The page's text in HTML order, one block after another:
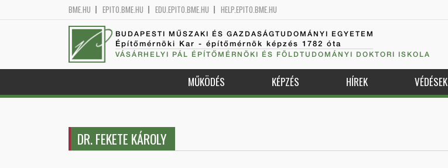
BME.HU EPITO.BME.HU EDU.EPITO.BME.HU HELP.EPITO.BME.HU
BUDAPESTI MŰSZAKI ÉS GAZDASÁGTUDOMÁNYI EGYETEM
Építőmérnöki Kar - építőmérnök képzés 1782 óta
VÁSÁRHELYI PÁL ÉPÍTŐMÉRNÖKI ÉS FÖLDTUDOMÁNYI DOKTORI ISKOLA
MŰKÖDÉS KÉPZÉS HÍREK VÉDÉSEK
DR. FEKETE KÁROLY